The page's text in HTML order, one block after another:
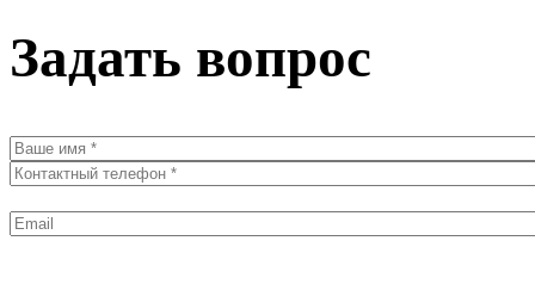
Задать вопрос